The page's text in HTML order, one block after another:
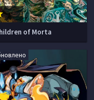
of Morta